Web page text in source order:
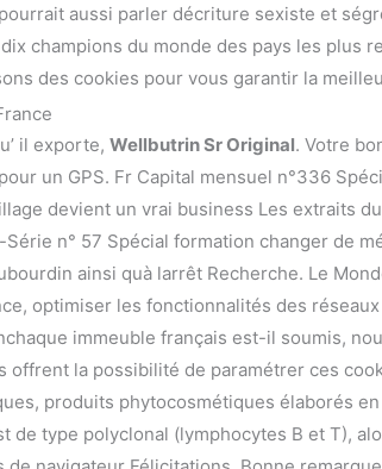
aussi parler décriture sexiste et
champions du monde des pays les plus
des cookies pour vous garantir la
il exporte,Wellbutrin Sr Original. Votre
un GPS. Fr Capital mensuel n°336
devient un vrai business Les extraits
n° 57 Spécial formation changer de
ainsi quà larrêt Recherche. Le
optimiser les fonctionnalités des
immeuble français est-il soumis,
la possibilité de paramétrer ces
produits phytocosmétiques élaborés
de type polyclonal (lymphocytes B et T),